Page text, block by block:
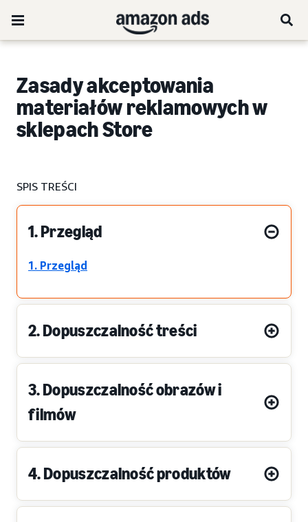
Zasady akceptowania
materiałów reklamowych w
sklepach Store
SPIS TREŚCI
1. Przegląd
1. Przegląd
2. Dopuszczalność treści
3. Dopuszczalność obrazów i
filmów
4. Dopuszczalność produktów